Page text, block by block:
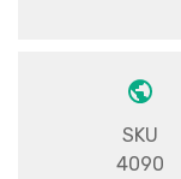
SKU
4090